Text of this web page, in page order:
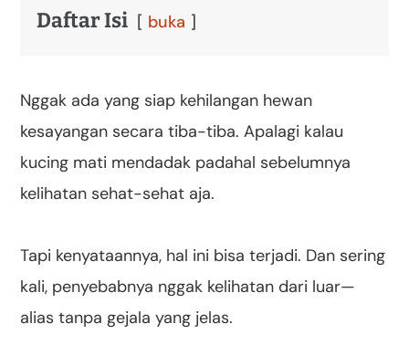
Daftar Isi buka
Nggak ada yang siap kehilangan hewan
kesayangan secara tiba-tiba. Apalagi kalau
kucing mati mendadak padahal sebelumnya
kelihatan sehat-sehat aja.
Tapi kenyataannya, hal ini bisa terjadi. Dan sering
kali, penyebabnya nggak kelihatan dari luar—
alias tanpa gejala yang jelas.